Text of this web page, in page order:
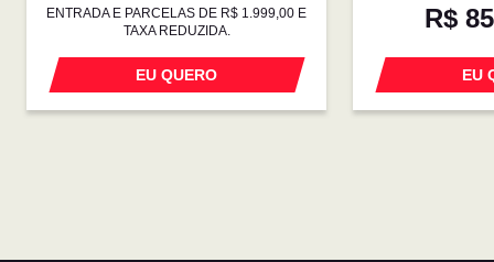
ENTRADA E PARCELAS DE R$ 1.999,00 E
TAXA REDUZIDA.
EU QUERO
R$
EU